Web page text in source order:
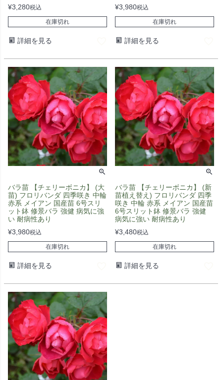
¥3,280税込
在庫切れ
詳細を見る
¥3,980税込
在庫切れ
詳細を見る
バラ苗 【チェリーボニカ】 (大
苗) フロリバンダ 四季咲き 中輪
赤系 メイアン 国産苗 6号スリ
ット鉢 修景バラ 強健 病気に強
い 耐病性あり
¥3,980税込
在庫切れ
詳細を見る
バラ苗 【チェリーボニカ】 (新
苗植え替え) フロリバンダ 四季
咲き 中輪 赤系 メイアン 国産苗
6号スリット鉢 修景バラ 強健
病気に強い 耐病性あり
¥3,480税込
在庫切れ
詳細を見る